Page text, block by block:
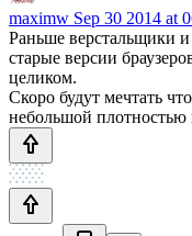
maximw Sep 30 2014 at
Раньше верстальщики
старые версии
целиком.
Скоро будут мечтать
небольшой плотностью